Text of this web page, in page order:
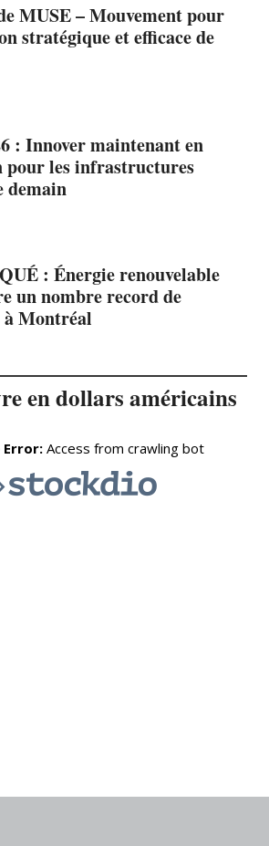
MUSE – Mouvement pour
stratégique et efficace de
: Innover maintenant en
pour les infrastructures
demain
: Énergie renouvelable
un nombre record de
Montréal
en dollars américains